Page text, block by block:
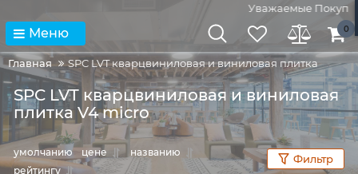
Уважаемые
Меню 0
Главная SPC LVT кварцвиниловая и виниловая плитка
SPC LVT кварцвиниловая и виниловая
плитка V4 micro
умолчанию цене
названию
рейтингу
Фильтр